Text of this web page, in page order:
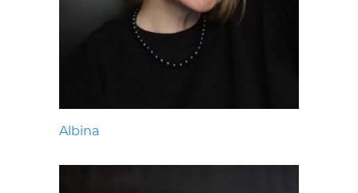
Albina